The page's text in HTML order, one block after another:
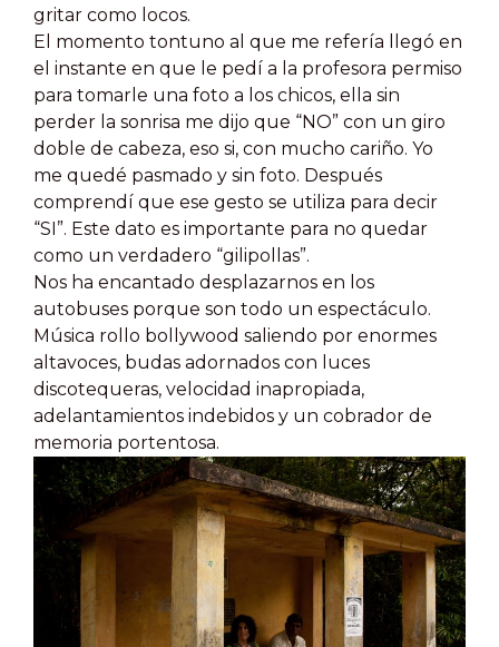
gritar como locos.
El momento tontuno al que me refería llegó en
el instante en que le pedí a la profesora permiso
para tomarle una foto a los chicos, ella sin
perder la sonrisa me dijo que “NO” con un giro
doble de cabeza, eso si, con mucho cariño. Yo
me quedé pasmado y sin foto. Después
comprendí que ese gesto se utiliza para decir
“SI”. Este dato es importante para no quedar
como un verdadero “gilipollas”.
Nos ha encantado desplazarnos en los
autobuses porque son todo un espectáculo.
Música rollo bollywood saliendo por enormes
altavoces, budas adornados con luces
discotequeras, velocidad inapropiada,
adelantamientos indebidos y un cobrador de
memoria portentosa.